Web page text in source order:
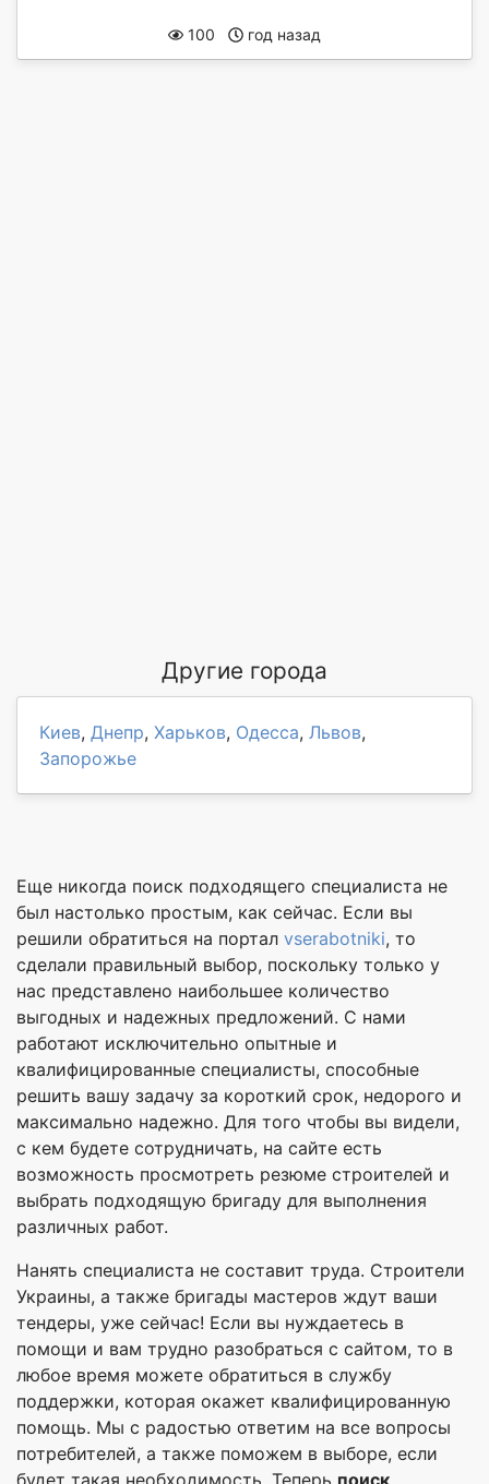
100 год назад
Другие города
Киев, Днепр, Харьков, Одесса, Львов,
Запорожье
Еще никогда поиск подходящего специалиста не
был настолько простым, как сейчас. Если вы
решили обратиться на портал vserabotniki, то
сделали правильный выбор, поскольку только у
нас представлено наибольшее количество
выгодных и надежных предложений. С нами
работают исключительно опытные и
квалифицированные специалисты, способные
решить вашу задачу за короткий срок, недорого и
максимально надежно. Для того чтобы вы видели,
с кем будете сотрудничать, на сайте есть
возможность просмотреть резюме строителей и
выбрать подходящую бригаду для выполнения
различных работ.
Нанять специалиста не составит труда. Строители
Украины, а также бригады мастеров ждут ваши
тендеры, уже сейчас! Если вы нуждаетесь в
помощи и вам трудно разобраться с сайтом, то в
любое время можете обратиться в службу
поддержки, которая окажет квалифицированную
помощь. Мы с радостью ответим на все вопросы
потребителей, а также поможем в выборе, если
будет такая необходимость. Теперь поиск